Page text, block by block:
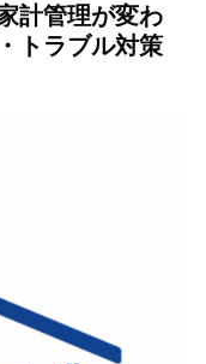
計管理が変わ
トラブル対策